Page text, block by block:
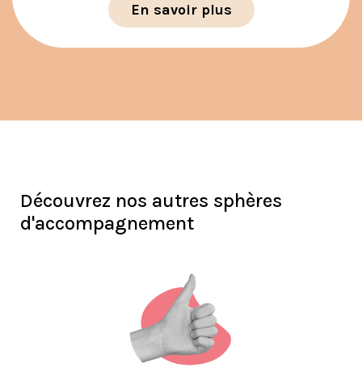
En savoir plus
Découvrez nos autres sphères
d'accompagnement